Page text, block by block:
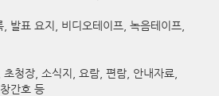
발표 요지, 비디오테이프, 녹음테이프,
청장, 소식지, 요람, 편람, 안내자료,
간호 등